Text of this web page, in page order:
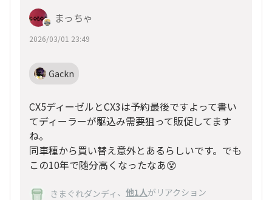
まっちゃ
2026/03/01 23:49
Gackn
CX5ディーゼルとCX3は予約最後ですよって書い
てディーラーが駆込み需要狙って販促してます
ね。
同車種から買い替え意外とあるらしいです。でも
この10年で随分高くなったなあ😵
きまぐれダンディ 、 他1人がリアクション